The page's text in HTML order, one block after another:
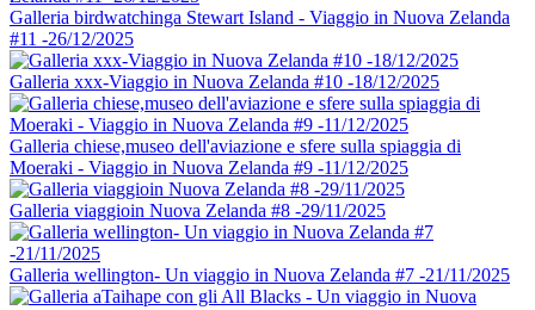
Galleria birdwatchinga Stewart Island - Viaggio in Nuova Zelanda
#11 -26/12/2025
Galleria xxx-Viaggio in Nuova Zelanda #10 -18/12/2025
Galleria chiese,museo dell'aviazione e sfere sulla spiaggia di
Moeraki - Viaggio in Nuova Zelanda #9 -11/12/2025
Galleria viaggioin Nuova Zelanda #8 -29/11/2025
Galleria wellington- Un viaggio in Nuova Zelanda #7 -21/11/2025